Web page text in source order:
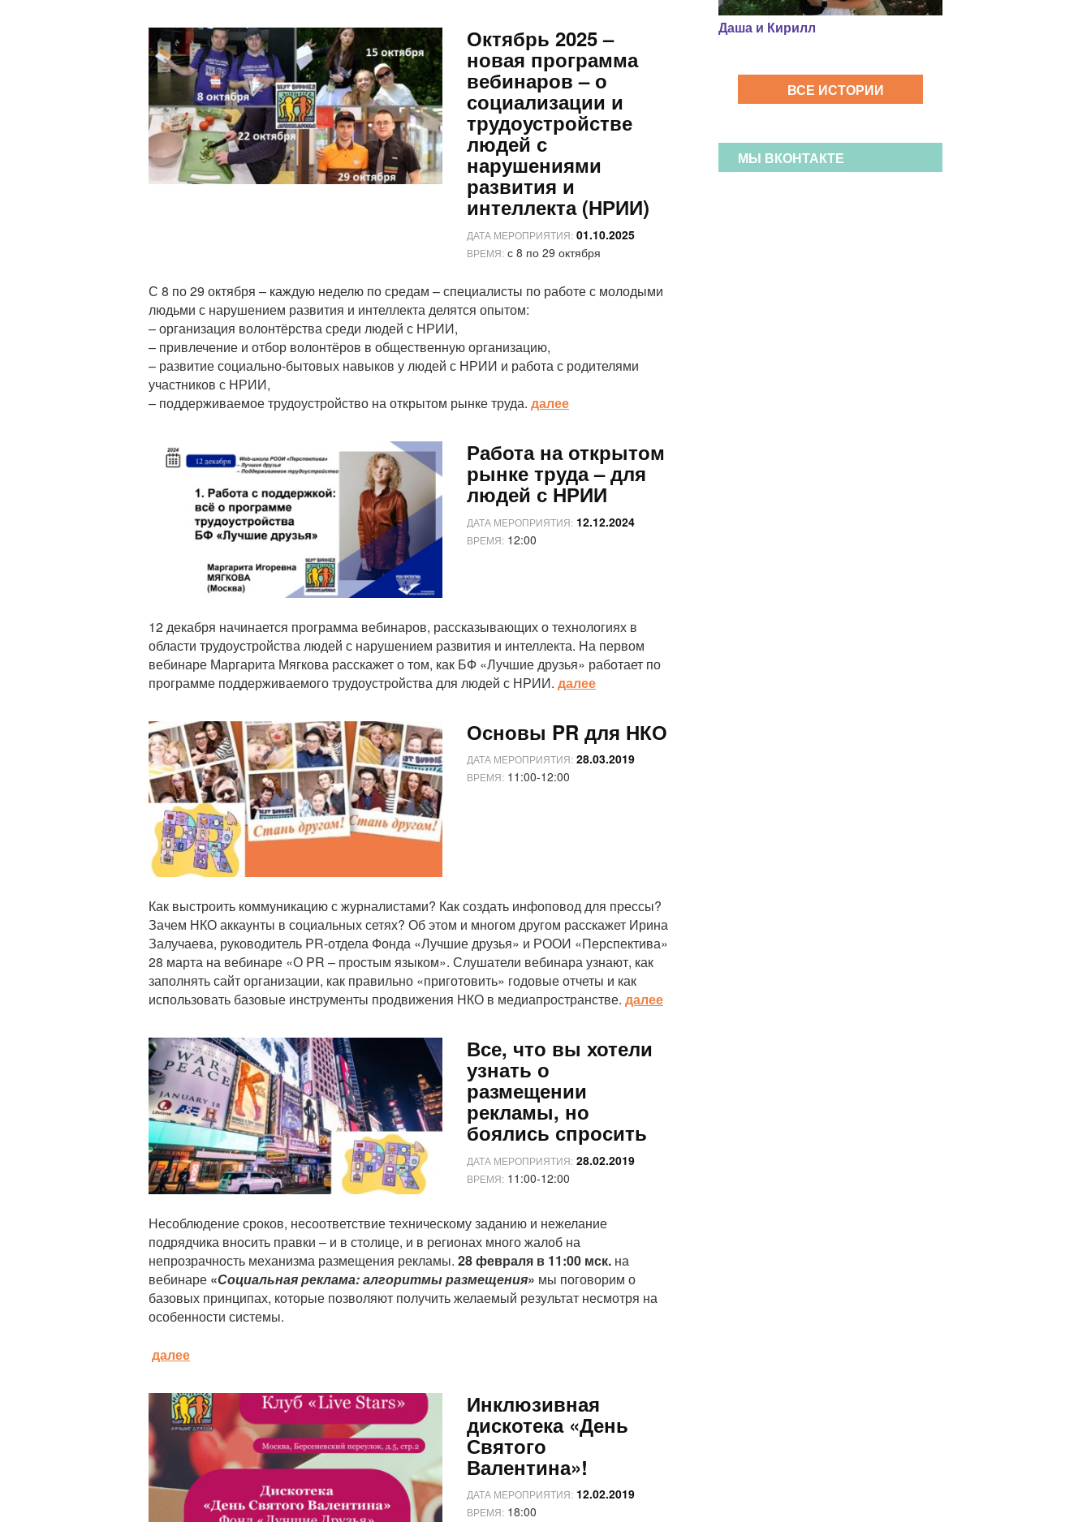
Анонс Октябрь 2025 –
новая программа
вебинаров – о
социализации и
трудоустройстве
людей с
нарушениями
развития и
интеллекта (НРИИ)
ДАТА МЕРОПРИЯТИЯ: 01.10.2025
ВРЕМЯ: с 8 по 29 октября
С 8 по 29 октября – каждую неделю по средам – специалисты по работе с молодыми
людьми с нарушением развития и интеллекта делятся опытом:
– организация волонтёрства среди людей с НРИИ,
– привлечение и отбор волонтёров в общественную организацию,
– развитие социально-бытовых навыков у людей с НРИИ и работа с родителями
участников с НРИИ,
– поддерживаемое трудоустройство на открытом рынке труда. далее
Анонс Работа на открытом
рынке труда – для
людей с НРИИ
ДАТА МЕРОПРИЯТИЯ: 12.12.2024
ВРЕМЯ: 12:00
12 декабря начинается программа вебинаров, рассказывающих о технологиях в
области трудоустройства людей с нарушением развития и интеллекта. На первом
вебинаре Маргарита Мягкова расскажет о том, как БФ «Лучшие друзья» работает по
программе поддерживаемого трудоустройства для людей с НРИИ. далее
Анонс Основы PR для НКО
ДАТА МЕРОПРИЯТИЯ: 28.03.2019
ВРЕМЯ: 11:00-12:00
Как выстроить коммуникацию с журналистами? Как создать инфоповод для прессы?
Зачем НКО аккаунты в социальных сетях? Об этом и многом другом расскажет Ирина
Залучаева, руководитель PR-отдела Фонда «Лучшие друзья» и РООИ «Перспектива»
28 марта на вебинаре «О PR – простым языком». Слушатели вебинара узнают, как
заполнять сайт организации, как правильно «приготовить» годовые отчеты и как
использовать базовые инструменты продвижения НКО в медиапространстве. далее
Анонс Все, что вы хотели
узнать о
размещении
рекламы, но
боялись спросить
ДАТА МЕРОПРИЯТИЯ: 28.02.2019
ВРЕМЯ: 11:00-12:00
Несоблюдение сроков, несоответствие техническому заданию и нежелание
подрядчика вносить правки – и в столице, и в регионах много жалоб на
непрозрачность механизма размещения рекламы. 28 февраля в 11:00 мск. на
вебинаре «Социальная реклама: алгоритмы размещения» мы поговорим о
базовых принципах, которые позволяют получить желаемый результат несмотря на
особенности системы.
далее
Анонс Инклюзивная
дискотека «День
Святого
Валентина»!
ДАТА МЕРОПРИЯТИЯ: 12.02.2019
ВРЕМЯ: 18:00
Даша и Кирилл
ВСЕ ИСТОРИИ
МЫ ВКОНТАКТЕ